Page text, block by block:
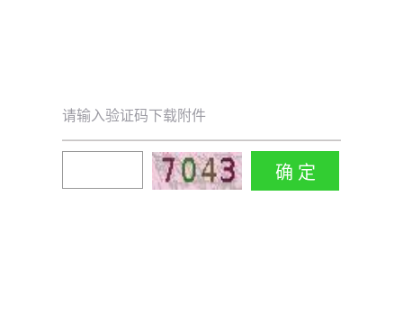
请输入验证码下载附件